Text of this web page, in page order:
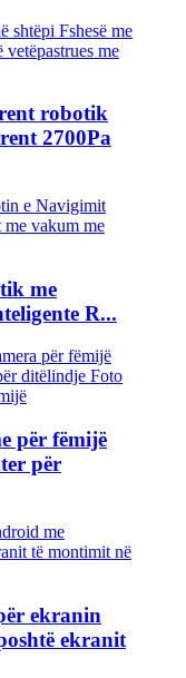
robotik
2700Pa
me
R...
për fëmijë
për
ekranin
ekranit